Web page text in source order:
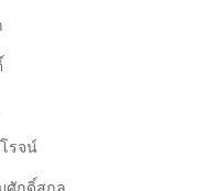
รจน์
ศักดิ์สกุล